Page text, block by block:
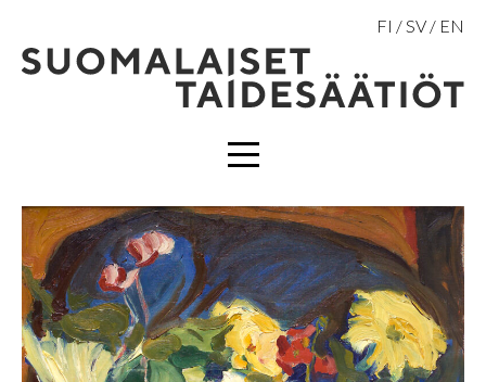
sisältöön
FI SV EN
VALIKKO